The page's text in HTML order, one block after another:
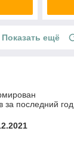
Показать ещё
за последний год